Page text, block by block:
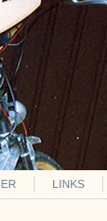
LINKS